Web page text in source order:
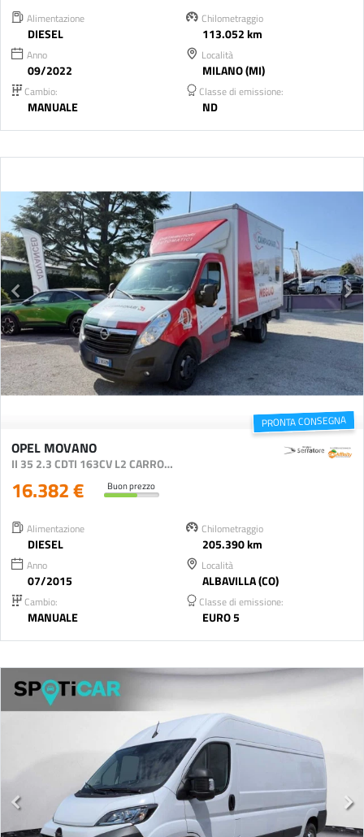
Alimentazione
DIESEL
Chilometraggio
113.052 km
Anno
09/2022
Località
MILANO (MI)
Cambio:
MANUALE
Classe di emissione:
ND
PRONTA CONSEGNA
OPEL MOVANO
II 35 2.3 CDTI 163CV L2 CARRO HD S&S E5+
16.382 € Buon prezzo
Alimentazione
DIESEL
Chilometraggio
205.390 km
Anno
07/2015
Località
ALBAVILLA (CO)
Cambio:
MANUALE
Classe di emissione:
EURO 5